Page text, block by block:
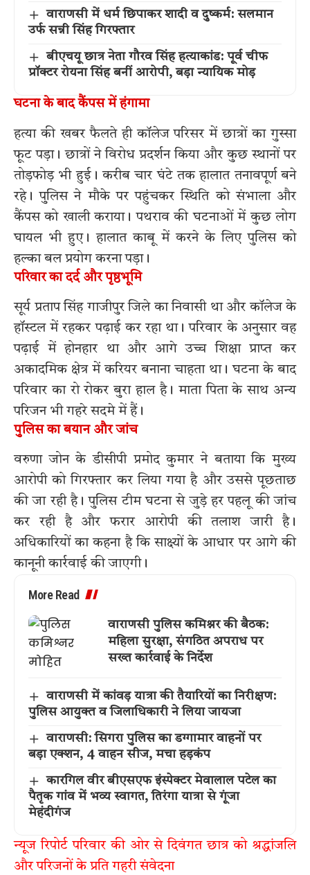
वाराणसी में धर्म छिपाकर शादी व दुष्कर्म: सलमान
उर्फ सन्नी सिंह गिरफ्तार
बीएचयू छात्र नेता गौरव सिंह हत्याकांड: पूर्व चीफ
प्रॉक्टर रोयना सिंह बनीं आरोपी, बड़ा न्यायिक मोड़
घटना के बाद कैंपस में हंगामा
हत्या की खबर फैलते ही कॉलेज परिसर में छात्रों का गुस्सा
फूट पड़ा। छात्रों ने विरोध प्रदर्शन किया और कुछ स्थानों पर
तोड़फोड़ भी हुई। करीब चार घंटे तक हालात तनावपूर्ण बने
रहे। पुलिस ने मौके पर पहुंचकर स्थिति को संभाला और
कैंपस को खाली कराया। पथराव की घटनाओं में कुछ लोग
घायल भी हुए। हालात काबू में करने के लिए पुलिस को
हल्का बल प्रयोग करना पड़ा।
परिवार का दर्द और पृष्ठभूमि
सूर्य प्रताप सिंह गाजीपुर जिले का निवासी था और कॉलेज के
हॉस्टल में रहकर पढ़ाई कर रहा था। परिवार के अनुसार वह
पढ़ाई में होनहार था और आगे उच्च शिक्षा प्राप्त कर
अकादमिक क्षेत्र में करियर बनाना चाहता था। घटना के बाद
परिवार का रो रोकर बुरा हाल है। माता पिता के साथ अन्य
परिजन भी गहरे सदमे में हैं।
पुलिस का बयान और जांच
वरुणा जोन के डीसीपी प्रमोद कुमार ने बताया कि मुख्य
आरोपी को गिरफ्तार कर लिया गया है और उससे पूछताछ
की जा रही है। पुलिस टीम घटना से जुड़े हर पहलू की जांच
कर रही है और फरार आरोपी की तलाश जारी है।
अधिकारियों का कहना है कि साक्ष्यों के आधार पर आगे की
कानूनी कार्रवाई की जाएगी।
More Read
वाराणसी पुलिस कमिश्नर की बैठक:
महिला सुरक्षा, संगठित अपराध पर
सख्त कार्रवाई के निर्देश
वाराणसी में कांवड़ यात्रा की तैयारियों का निरीक्षण:
पुलिस आयुक्त व जिलाधिकारी ने लिया जायजा
वाराणसी: सिगरा पुलिस का डग्गामार वाहनों पर
बड़ा एक्शन, 4 वाहन सीज, मचा हड़कंप
कारगिल वीर बीएसएफ इंस्पेक्टर मेवालाल पटेल का
पैतृक गांव में भव्य स्वागत, तिरंगा यात्रा से गूंजा
मेहंदीगंज
न्यूज रिपोर्ट परिवार की ओर से दिवंगत छात्र को श्रद्धांजलि
और परिजनों के प्रति गहरी संवेदना